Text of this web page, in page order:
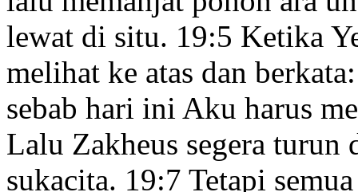
lewat di situ. 19:5 Ketika
melihat ke atas dan
sebab hari ini Aku harus
Lalu Zakheus segera turun
sukacita. 19:7 Tetapi